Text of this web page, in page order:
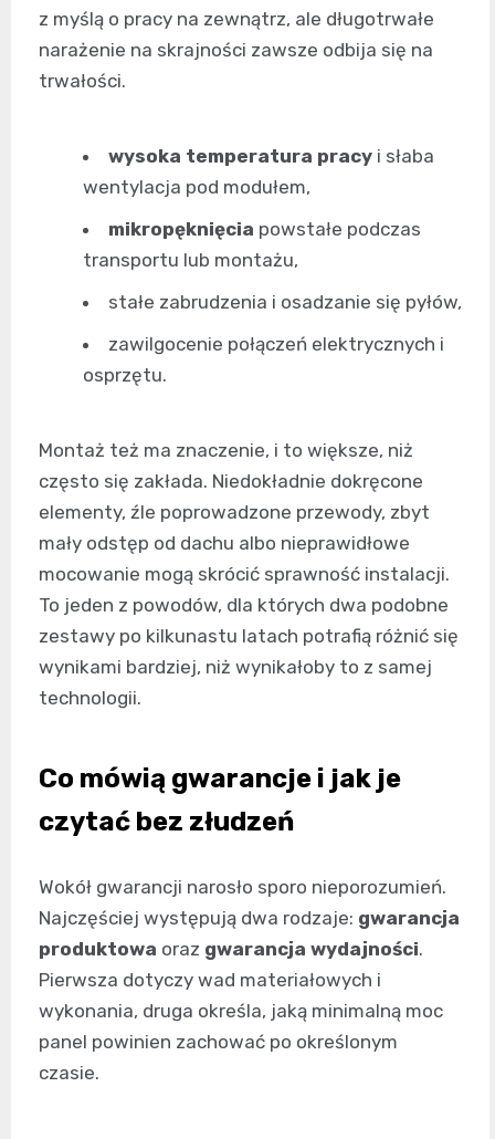
z myślą o pracy na zewnątrz, ale długotrwałe
narażenie na skrajności zawsze odbija się na
trwałości.
wysoka temperatura pracy i słaba
wentylacja pod modułem,
mikropęknięcia powstałe podczas
transportu lub montażu,
stałe zabrudzenia i osadzanie się pyłów,
zawilgocenie połączeń elektrycznych i
osprzętu.
Montaż też ma znaczenie, i to większe, niż
często się zakłada. Niedokładnie dokręcone
elementy, źle poprowadzone przewody, zbyt
mały odstęp od dachu albo nieprawidłowe
mocowanie mogą skrócić sprawność instalacji.
To jeden z powodów, dla których dwa podobne
zestawy po kilkunastu latach potrafią różnić się
wynikami bardziej, niż wynikałoby to z samej
technologii.
Co mówią gwarancje i jak je
czytać bez złudzeń
Wokół gwarancji narosło sporo nieporozumień.
Najczęściej występują dwa rodzaje: gwarancja
produktowa oraz gwarancja wydajności.
Pierwsza dotyczy wad materiałowych i
wykonania, druga określa, jaką minimalną moc
panel powinien zachować po określonym
czasie.